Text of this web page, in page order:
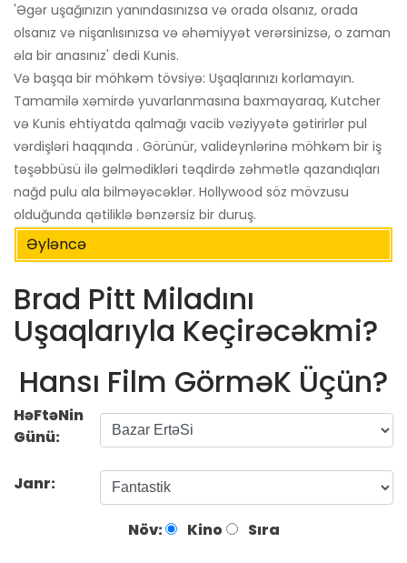
'Əgər uşağınızın yanındasınızsa və orada olsanız, orada
olsanız və nişanlısınızsa və əhəmiyyət verərsinizsə, o zaman
əla bir anasınız' dedi Kunis.
Və başqa bir möhkəm tövsiyə: Uşaqlarınızı korlamayın.
Tamamilə xəmirdə yuvarlanmasına baxmayaraq, Kutcher
və Kunis ehtiyatda qalmağı vacib vəziyyətə gətirirlər pul
vərdişləri haqqında . Görünür, valideynlərinə möhkəm bir iş
təşəbbüsü ilə gəlmədikləri təqdirdə zəhmətlə qazandıqları
nağd pulu ala bilməyəcəklər. Hollywood söz mövzusu
olduğunda qətiliklə bənzərsiz bir duruş.
Əyləncə
Brad Pitt Miladını
Uşaqlarıyla Keçirəcəkmi?
Hansı Film GörməK Üçün?
HəFtəNin
Günü:
Janr:
Növ: Kino Sıra